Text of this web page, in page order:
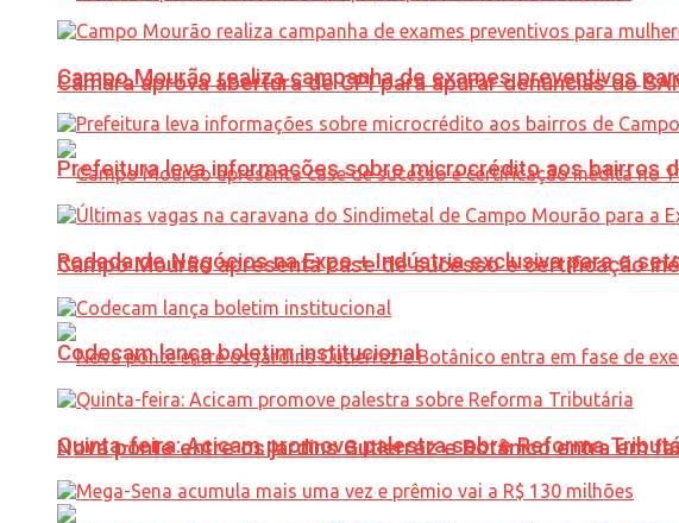
Câmara aprova abertura de CPI para apurar denúncias do
Campo Mourão apresenta case de sucesso e certificação
Nova ponte entre os jardins Gutierrez e Botânico entra em
Campo Mourão realiza campanha de exames preventivos
Prefeitura leva informações sobre microcrédito aos bairros
Rodada de Negócios na Expo + Indústria exclusiva para o
Codecam lança boletim institucional
Quinta-feira: Acicam promove palestra sobre Reforma